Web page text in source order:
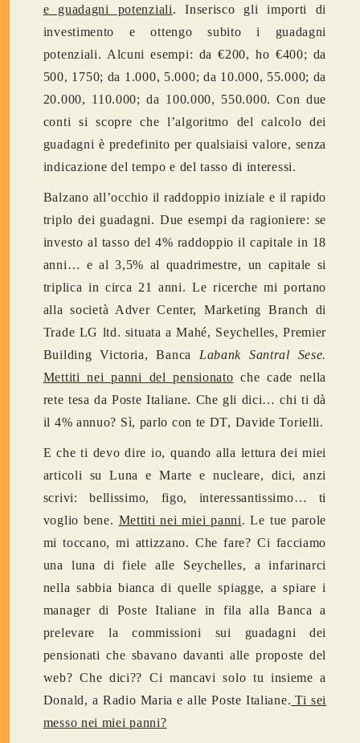
e guadagni potenziali. Inserisco gli importi di
investimento e ottengo subito i guadagni
potenziali. Alcuni esempi: da €200, ho €400; da
500, 1750; da 1.000, 5.000; da 10.000, 55.000; da
20.000, 110.000; da 100.000, 550.000. Con due
conti si scopre che l’algoritmo del calcolo dei
guadagni è predefinito per qualsiaisi valore, senza
indicazione del tempo e del tasso di interessi.
Balzano all’occhio il raddoppio iniziale e il rapido
triplo dei guadagni. Due esempi da ragioniere: se
investo al tasso del 4% raddoppio il capitale in 18
anni… e al 3,5% al quadrimestre, un capitale si
triplica in circa 21 anni. Le ricerche mi portano
alla società Adver Center, Marketing Branch di
Trade LG ltd. situata a Mahé, Seychelles, Premier
Building Victoria, Banca Labank Santral Sese.
Mettiti nei panni del pensionato che cade nella
rete tesa da Poste Italiane. Che gli dici… chi ti dà
il 4% annuo? Sì, parlo con te DT, Davide Torielli.
E che ti devo dire io, quando alla lettura dei miei
articoli su Luna e Marte e nucleare, dici, anzi
scrivi: bellissimo, figo, interessantissimo… ti
voglio bene. Mettiti nei miei panni. Le tue parole
mi toccano, mi attizzano. Che fare? Ci facciamo
una luna di fiele alle Seychelles, a infarinarci
nella sabbia bianca di quelle spiagge, a spiare i
manager di Poste Italiane in fila alla Banca a
prelevare la commissioni sui guadagni dei
pensionati che sbavano davanti alle proposte del
web? Che dici?? Ci mancavi solo tu insieme a
Donald, a Radio Maria e alle Poste Italiane. Ti sei
messo nei miei panni?